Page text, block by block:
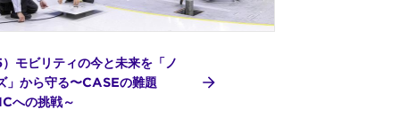
）モビリティの今と未来を「ノ
」から守る〜CASEの難題
への挑戦～